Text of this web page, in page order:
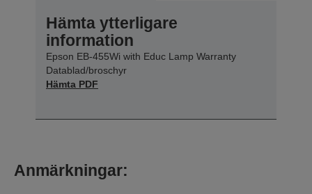
Hämta ytterligare
information
Epson EB-455Wi with Educ Lamp Warranty
Datablad/broschyr
Hämta PDF
Anmärkningar: